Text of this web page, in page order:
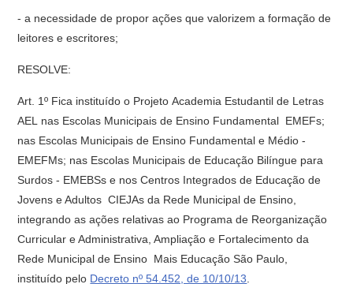
- a necessidade de propor ações que valorizem a formação de
leitores e escritores;
RESOLVE:
Art. 1º Fica instituído o Projeto Academia Estudantil de Letras 
AEL nas Escolas Municipais de Ensino Fundamental  EMEFs;
nas Escolas Municipais de Ensino Fundamental e Médio -
EMEFMs; nas Escolas Municipais de Educação Bilíngue para
Surdos - EMEBSs e nos Centros Integrados de Educação de
Jovens e Adultos  CIEJAs da Rede Municipal de Ensino,
integrando as ações relativas ao Programa de Reorganização
Curricular e Administrativa, Ampliação e Fortalecimento da
Rede Municipal de Ensino  Mais Educação São Paulo,
instituído pelo Decreto nº 54.452, de 10/10/13